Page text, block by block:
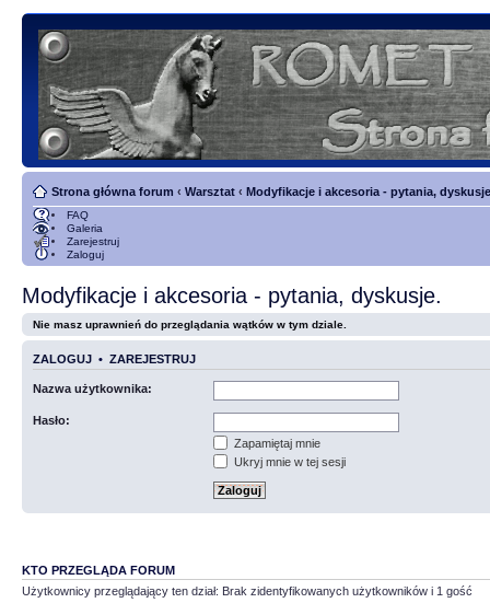
Strona główna forum ‹ Warsztat ‹ Modyfikacje i akcesoria - pytania,
FAQ
Galeria
Zarejestruj
Zaloguj
Modyfikacje i akcesoria - pytania, dyskusje.
Nie masz uprawnień do przeglądania wątków w tym dziale.
ZALOGUJ • ZAREJESTRUJ
Nazwa użytkownika:
Hasło:
Zapamiętaj mnie
Ukryj mnie w tej sesji
KTO PRZEGLĄDA FORUM
Użytkownicy przeglądający ten dział: Brak zidentyfikowanych użytkowników i 1 gość